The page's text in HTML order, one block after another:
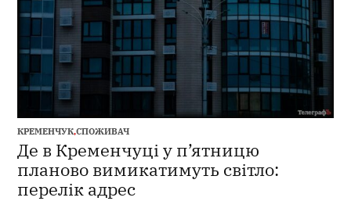
КРЕМЕНЧУК,СПОЖИВАЧ
Де в Кременчуці у п’ятницю
планово вимикатимуть світло:
перелік адрес